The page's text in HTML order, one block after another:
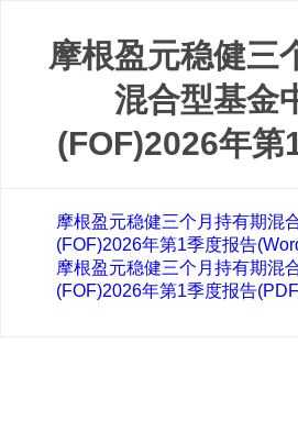
摩根盈元稳健三
混合型基金
(FOF)2026年第
摩根盈元稳健三个月持有期混
(FOF)2026年第1季度报告
摩根盈元稳健三个月持有期混
(FOF)2026年第1季度报告